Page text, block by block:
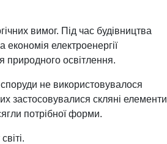
вимог. Під час будівництва
електроенергії
природного освітлення.
споруди не використовувалося
застосовувалися скляні елементи
потрібної форми.